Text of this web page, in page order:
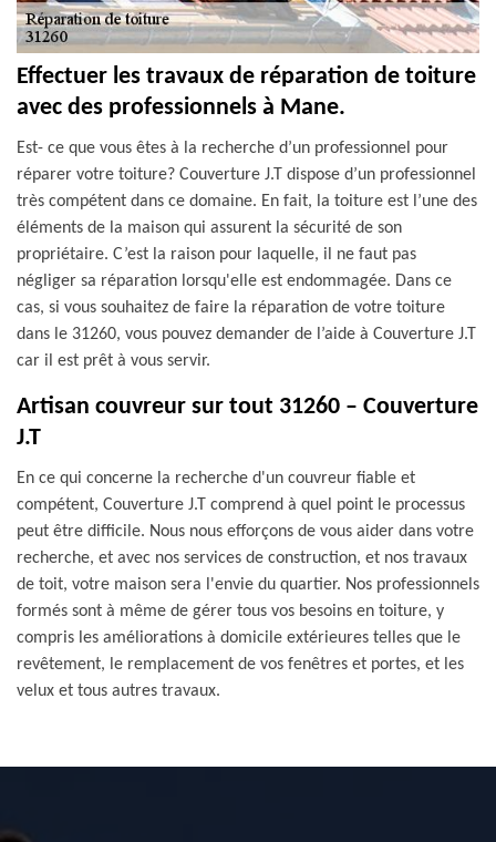
Effectuer les travaux de réparation de toiture
avec des professionnels à Mane.
Est- ce que vous êtes à la recherche d’un professionnel pour
réparer votre toiture? Couverture J.T dispose d’un professionnel
très compétent dans ce domaine. En fait, la toiture est l’une des
éléments de la maison qui assurent la sécurité de son
propriétaire. C’est la raison pour laquelle, il ne faut pas
négliger sa réparation lorsqu'elle est endommagée. Dans ce
cas, si vous souhaitez de faire la réparation de votre toiture
dans le 31260, vous pouvez demander de l’aide à Couverture J.T
car il est prêt à vous servir.
Artisan couvreur sur tout 31260 – Couverture
J.T
En ce qui concerne la recherche d'un couvreur fiable et
compétent, Couverture J.T comprend à quel point le processus
peut être difficile. Nous nous efforçons de vous aider dans votre
recherche, et avec nos services de construction, et nos travaux
de toit, votre maison sera l'envie du quartier. Nos professionnels
formés sont à même de gérer tous vos besoins en toiture, y
compris les améliorations à domicile extérieures telles que le
revêtement, le remplacement de vos fenêtres et portes, et les
velux et tous autres travaux.